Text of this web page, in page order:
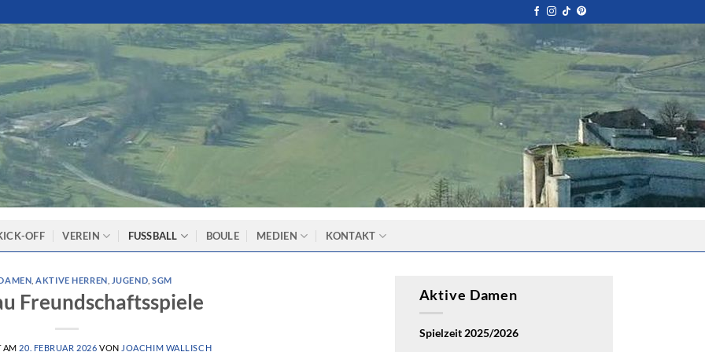
OFF VEREIN FUSSBALL BOULE MEDIEN KONTAKT
,AKTIVE HERREN JUGEND ,SGM
Freundschaftsspiele
AM 20. FEBRUAR 2026 VON JOACHIM WALLISCH
Aktive Damen
Spielzeit 2025/2026